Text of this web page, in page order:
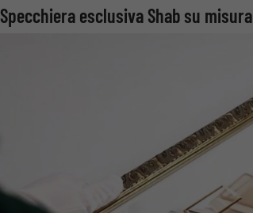
Specchiera esclusiva Shab su misura